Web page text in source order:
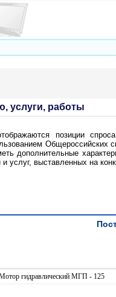
услуги, работы
позиции
дополнительные
услуг, выставленных на
гидравлический МГП - 125